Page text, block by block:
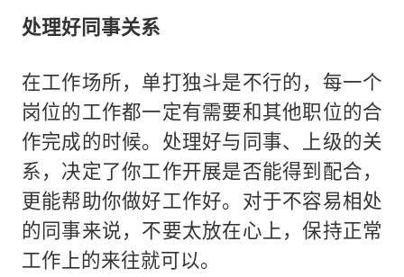
处理好同事关系
在工作场所，单打独斗是不行的，每一个
岗位的工作都一定有需要和其他职位的合
作完成的时候。处理好与同事、上级的关
系，决定了你工作开展是否能得到配合，
更能帮助你做好工作好。对于不容易相处
的同事来说，不要太放在心上，保持正常
工作上的来往就可以。